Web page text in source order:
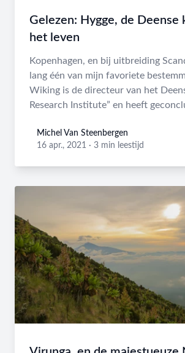
Gelezen: Hygge, de Deense
het leven
Kopenhagen, en bij uitbreiding
lang één van mijn favoriete
Wiking is de directeur van het
Research Institute” en heeft
Michel Van Steenbergen
Michel Van Steenbergen
16 apr., 2021 · 3 min leestijd